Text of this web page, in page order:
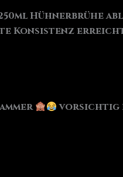
Hühnerbrühe
Konsistenz
vorsichtig